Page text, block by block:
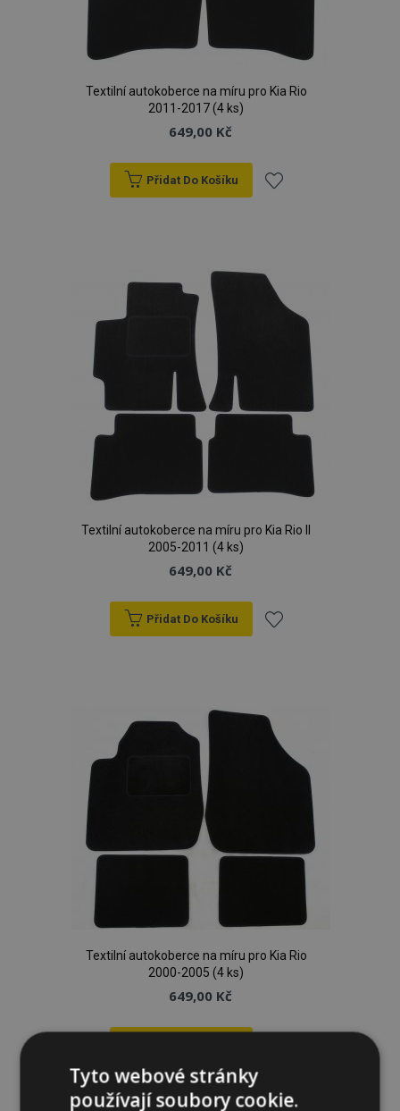
Textilní autokoberce na míru pro Kia Rio
2011-2017 (4 ks)
649,00 Kč
Přidat Do Košíku
oblíbeným
Textilní autokoberce na míru pro Kia Rio II
2005-2011 (4 ks)
649,00 Kč
Přidat Do Košíku
oblíbeným
Textilní autokoberce na míru pro Kia Rio
2000-2005 (4 ks)
649,00 Kč
Přidat
Tyto webové stránky
používají soubory cookie.